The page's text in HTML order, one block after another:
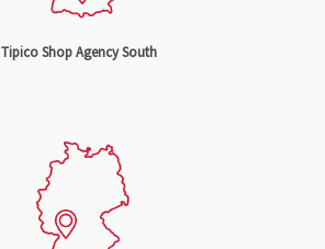
Tipico Shop Agency South